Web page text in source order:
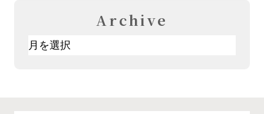
Archive
ア